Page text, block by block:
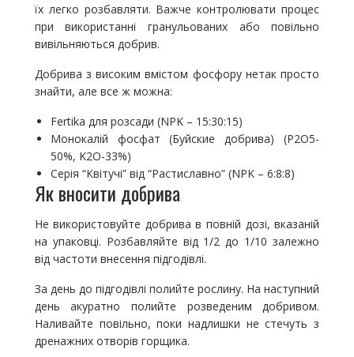
їх легко розбавляти. Важче контролювати процес
при використанні гранульованих або повільно
вивільняються добрив.
Добрива з високим вмістом фосфору нетак просто
знайти, але все ж можна:
Fertika для розсади (NPK – 15:30:15)
Монокалій фосфат (Буйские добрива) (P2O5-
50%, K2O-33%)
Серія “Квітучі” від “Растиславно” (NPK – 6:8:8)
Як вносити добрива
Не використовуйте добрива в повній дозі, вказаній
на упаковці. Розбавляйте від 1/2 до 1/10 залежно
від частоти внесення підгодівлі.
За день до підгодівлі полийте рослину. На наступний
день акуратно полийте розведеним добривом.
Наливайте повільно, поки надлишки не стечуть з
дренажних отворів горщика.